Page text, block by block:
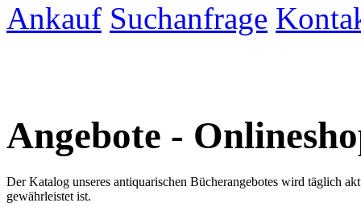
Ankauf Suchanfrage
Angebote -
Der Katalog unseres antiquarischen Bücherangebotes wird täglich
gewährleistet ist.